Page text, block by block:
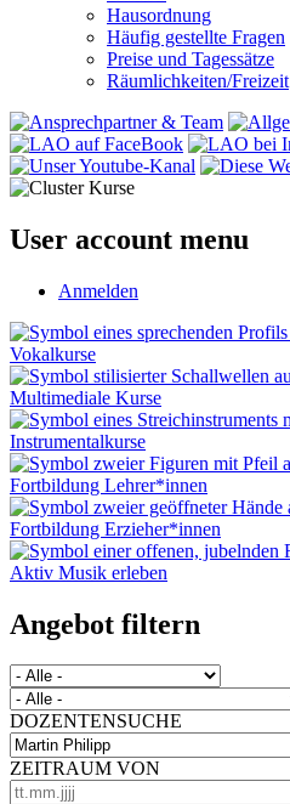
Hausordnung
Häufig gestellte Fragen
Preise und Tagessätze
Räumlichkeiten/Freizeit
User account menu
Anmelden
Vokalkurse
Multimediale Kurse
Instrumentalkurse
Fortbildung Lehrer*innen
Fortbildung Erzieher*innen
Aktiv Musik erleben
Angebot filtern
DOZENTENSUCHE
ZEITRAUM VON